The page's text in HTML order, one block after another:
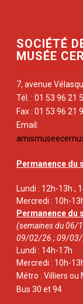
SOCIÉTÉ
MUSÉE
7, avenue
Tél. : 01 53 96 21
Fax : 01 53 96 21
Email:
Permanence du
Lundi : 12h-13h ;
Mercredi : 10h-
Permanence du
(semaines du
09/02/26 ; 09/
Lundi : 14h-17h
Mercredi : 10h-
Métro : Villiers ou
Bus 30 et 94